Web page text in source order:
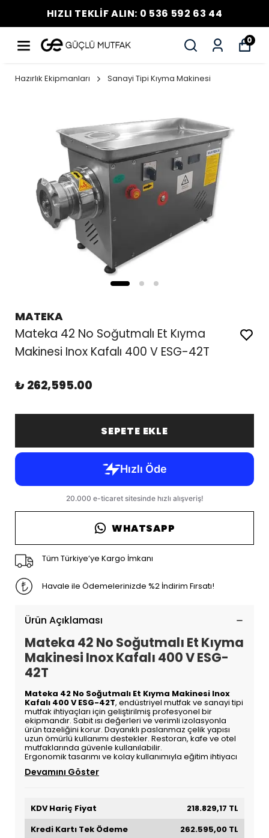
HIZLI TEKLİF ALIN: 0 536 592 63 44
0
Hazırlık Ekipmanları Sanayi Tipi Kıyma Makinesi
MATEKA
Mateka 42 No Soğutmalı Et Kıyma
Makinesi Inox Kafalı 400 V ESG-42T
₺ 262,595.00
SEPETE EKLE
WHATSAPP
Tüm Türkiye’ye Kargo İmkanı
Havale ile Ödemelerinizde %2 İndirim Fırsatı!
Ürün Açıklaması
Mateka 42 No Soğutmalı Et Kıyma
Makinesi Inox Kafalı 400 V ESG-
42T
Mateka 42 No Soğutmalı Et Kıyma Makinesi Inox
Kafalı 400 V ESG-42T, endüstriyel mutfak ve sanayi tipi
mutfak ihtiyaçları için geliştirilmiş profesyonel bir
ekipmandır. Sabit ısı değerleri ve verimli izolasyonla
ürün tazeliğini korur. Dayanıklı paslanmaz çelik yapısı
uzun ömürlü kullanımı destekler. Restoran, kafe ve otel
mutfaklarında güvenle kullanılabilir.
Ergonomik tasarımı ve kolay kullanımıyla eğitim ihtiyacı
Devamını Göster
KDV Hariç Fiyat
218.829,17 TL
Kredi Kartı Tek Ödeme
262.595,00 TL